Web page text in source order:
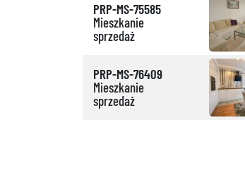
PRP-MS-75585
Mieszkanie
sprzedaż
PRP-MS-76409
Mieszkanie
sprzedaż